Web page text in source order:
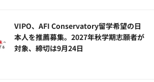
VIPO、AFI Conservatory留学希望の日
本人を推薦募集。2027年秋学期志願者が
対象、締切は9月24日